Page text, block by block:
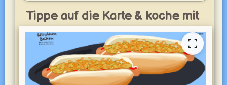
Tippe auf die Karte & koche mit